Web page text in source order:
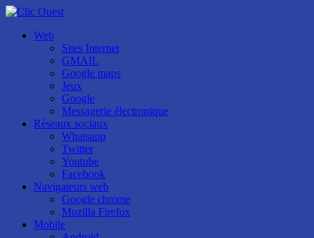
Web
Sites Internet
GMAIL
Google maps
Jeux
Google
Messagerie électronique
Réseaux sociaux
Whatsapp
Twitter
Youtube
Facebook
Navigateurs web
Google chrome
Mozilla Firefox
Mobile